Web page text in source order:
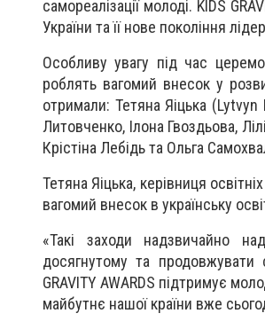
самореалізації молоді. KIDS
України та її нове покоління
Особливу увагу під час
роблять вагомий внесок у
отримали: Тетяна Яіцька
Литовченко, Ілона Гвоздьова,
Крістіна Лебідь та Ольга
Тетяна Яіцька, керівниця
вагомий внесок в українську
«Такі заходи надзвичайно
досягнутому та продовжувати
GRAVITY AWARDS підтримує
майбутнє нашої країни вже